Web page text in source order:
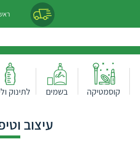
קוסמטיקה בשמים לתינוק
עיצוב